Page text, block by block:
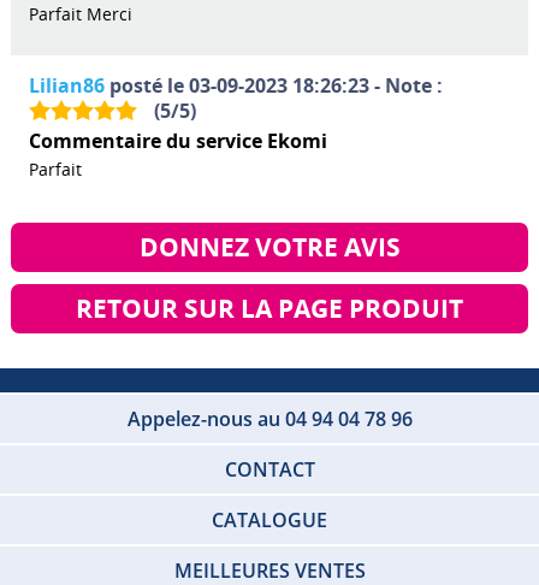
Parfait Merci
Lilian86posté le 03-09-2023 18:26:23 - Note :
(5/5)
Commentaire du service Ekomi
Parfait
DONNEZ VOTRE AVIS
RETOUR SUR LA PAGE PRODUIT
Appelez-nous au 04 94 04 78 96
CONTACT
CATALOGUE
MEILLEURES VENTES